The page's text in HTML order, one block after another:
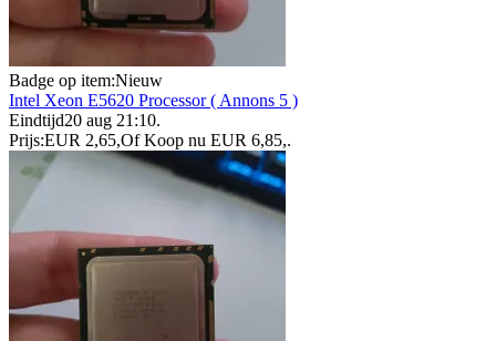
Badge op item:Nieuw
Intel Xeon E5620 Processor ( Annons 5 )
Eindtijd20 aug 21:10.
Prijs:EUR 2,65,Of Koop nu EUR 6,85,.